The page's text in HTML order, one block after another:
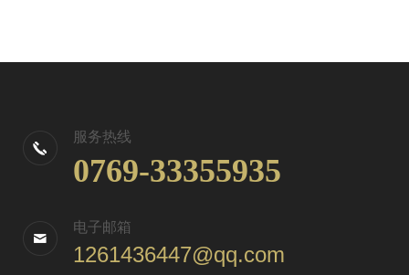
服务热线
0769-33355935
电子邮箱
1261436447@qq.com